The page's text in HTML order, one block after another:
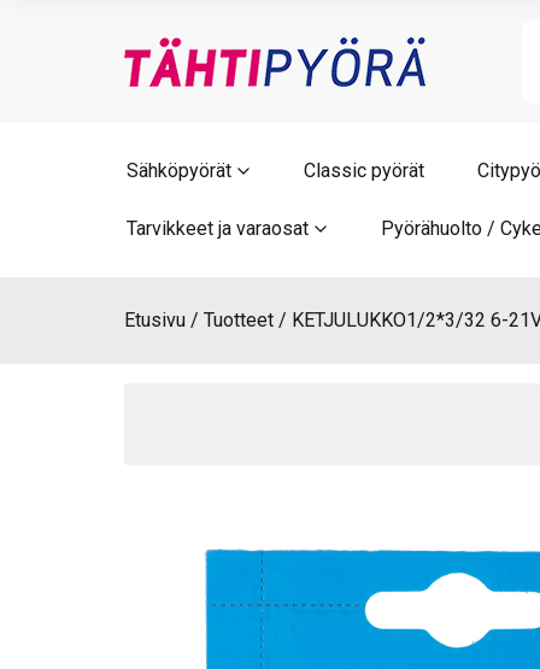
Sähköpyörät Classic pyörät
Tarvikkeet ja varaosat Pyörähuolto /
Etusivu Tuotteet KETJULUKKO1/2*3/32 6-